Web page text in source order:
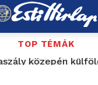
TOP TÉMÁK
közepén
Kelemen Ágnes:
korábbi nyílt
Pétert: „Nem ezt